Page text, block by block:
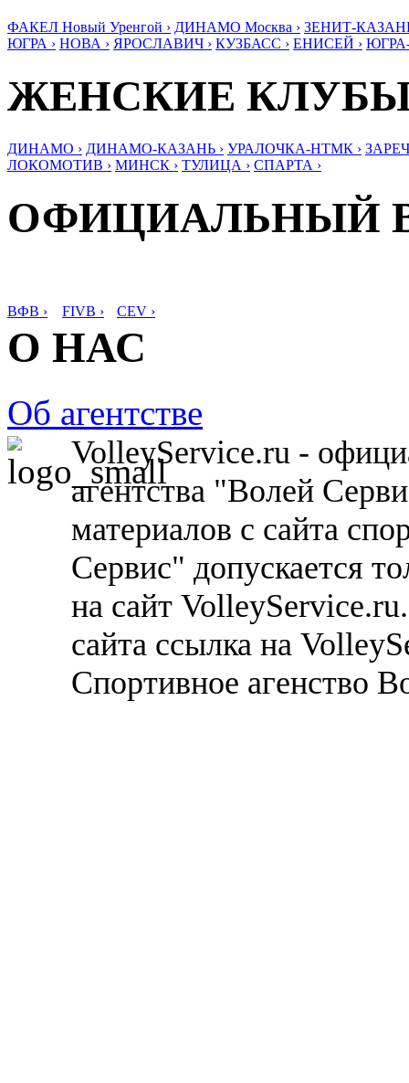
ФАКЕЛ Новый Уренгой › ДИНАМО Москва › ЗЕНИТ-
ЮГРА › НОВА › ЯРОСЛАВИЧ › КУЗБАСС › ЕНИСЕЙ ›
ЖЕНСКИЕ
ДИНАМО › ДИНАМО-КАЗАНЬ › УРАЛОЧКА-НТМК ›
ЛОКОМОТИВ › МИНСК › ТУЛИЦА › СПАРТА ›
ОФИЦИАЛЬНЫЙ
ВФВ › FIVB › CEV ›
О НАС
Об агентстве
VolleyService.ru -
агентства "Волей
материалов с сайта
Сервис" допускается
на сайт
сайта ссылка на
Спортивное агенство